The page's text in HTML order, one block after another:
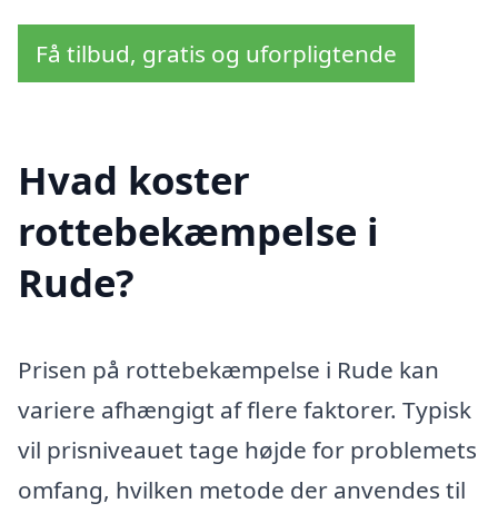
Få tilbud, gratis og uforpligtende
Hvad koster
rottebekæmpelse i
Rude?
Prisen på rottebekæmpelse i Rude kan
variere afhængigt af flere faktorer. Typisk
vil prisniveauet tage højde for problemets
omfang, hvilken metode der anvendes til